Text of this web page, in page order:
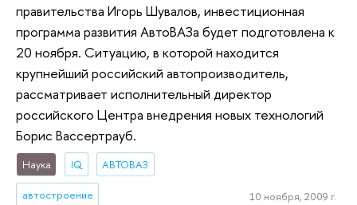
правительства Игорь Шувалов, инвестиционная
программа развития АвтоВАЗа будет подготовлена к
20 ноября. Ситуацию, в которой находится
крупнейший российский автопроизводитель,
рассматривает исполнительный директор
российского Центра внедрения новых технологий
Борис Вассертрауб.
Наука IQ АВТОВАЗ
автостроение 10 ноября, 2009 г.